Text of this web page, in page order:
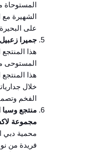
المستوحاة
الشهيرة مع
على
جميرا
هذا
المستوحى
هذا
خلال
الفخم
منتجع وسبا
مجموعة
محمية دبي
فريدة من